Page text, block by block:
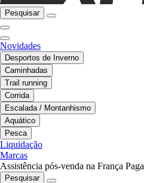
Pesquisar
Novidades
Desportos de Inverno
Caminhadas
Trail running
Corrida
Escalada / Montanhismo
Aquático
Pesca
Liquidação
Marcas
Assistência pós-venda na França
Pesquisar